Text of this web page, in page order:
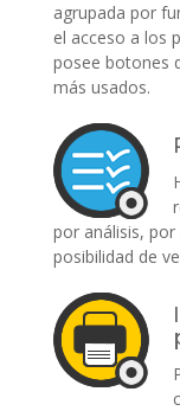
agrupada por
el acceso a los
posee botones
más usados.
por análisis, por
posibilidad de